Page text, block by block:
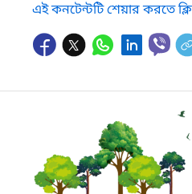
এই কনটেন্টটি শেয়ার করতে